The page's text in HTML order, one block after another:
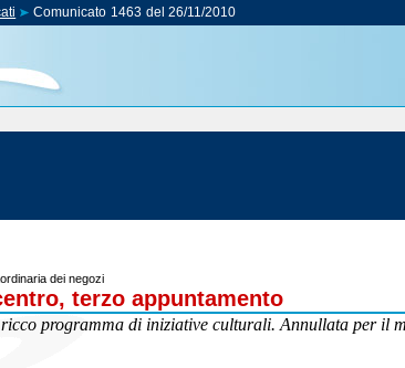
Comunicato 1463 del 26/11/2010
dei negozi
terzo appuntamento
programma di iniziative culturali. Annullata per il